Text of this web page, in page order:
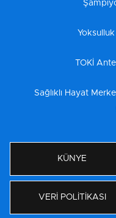
Yoksulluk
TOKİ
Sağlıklı Hayat
KÜNYE
VERİ POLİTİKASI